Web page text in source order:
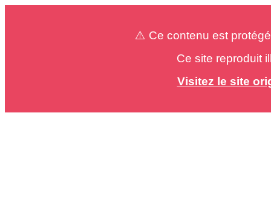
⚠️ Ce contenu est
Ce site reproduit
Visitez le site